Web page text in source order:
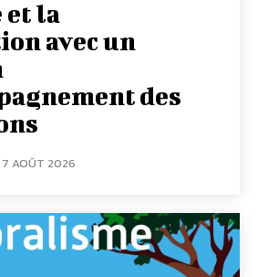
et la
avec un
des
7 AOÛT 2026